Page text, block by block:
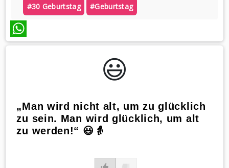
#30 Geburtstag #geburtstag
WhatsApp
😃️
„Man wird nicht alt, um zu glücklich
zu sein. Man wird glücklich, um alt
zu werden!“ 😃👵